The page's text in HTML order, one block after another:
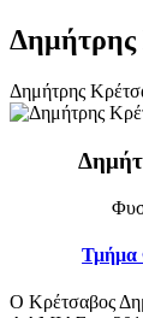
Δημήτρης
Δημήτρης
Τμήμα
Ο Κρέτσαβος